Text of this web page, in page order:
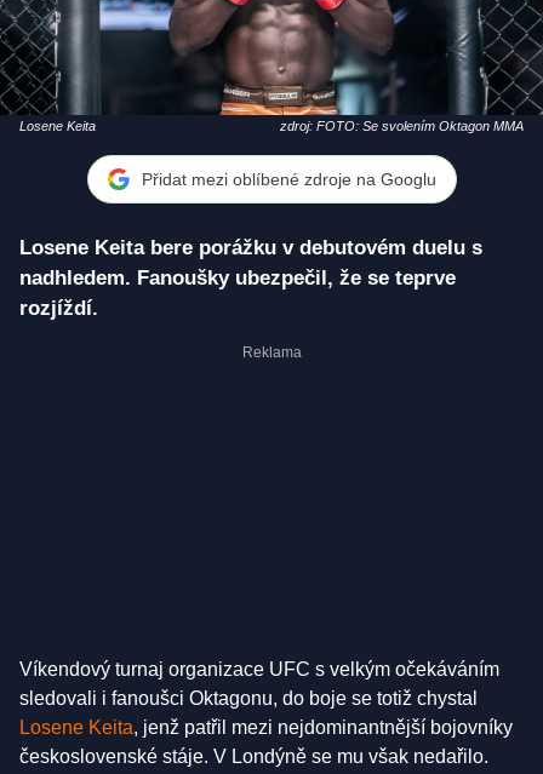
Losene Keita zdroj: FOTO: Se svolením Oktagon MMA
Přidat mezi oblíbené zdroje na Googlu
Losene Keita bere porážku v debutovém duelu s
nadhledem. Fanoušky ubezpečil, že se teprve
rozjíždí.
Víkendový turnaj organizace UFC s velkým očekáváním
sledovali i fanoušci Oktagonu, do boje se totiž chystal
Losene Keita, jenž patřil mezi nejdominantnější bojovníky
československé stáje. V Londýně se mu však nedařilo.